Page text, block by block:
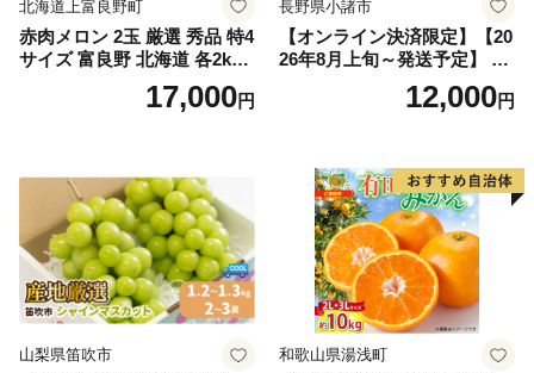
北海道上富良野町
赤肉メロン 2玉 厳選 秀品 特4
サイズ 富良野 北海道 各2kg
～2.6kg 2玉 セット ファーム
富良野 メロン めろん 果物 く
17,000円
長野県小諸市
【オンライン決済限定】【20
26年8月上旬～発送予定】 先
行予約 「浅間水蜜桃プレミ
アム」 もも あかつき 秀品 約
果肉 長野県産 小諸市
12,000円
山梨県笛吹市 和歌山県湯浅町